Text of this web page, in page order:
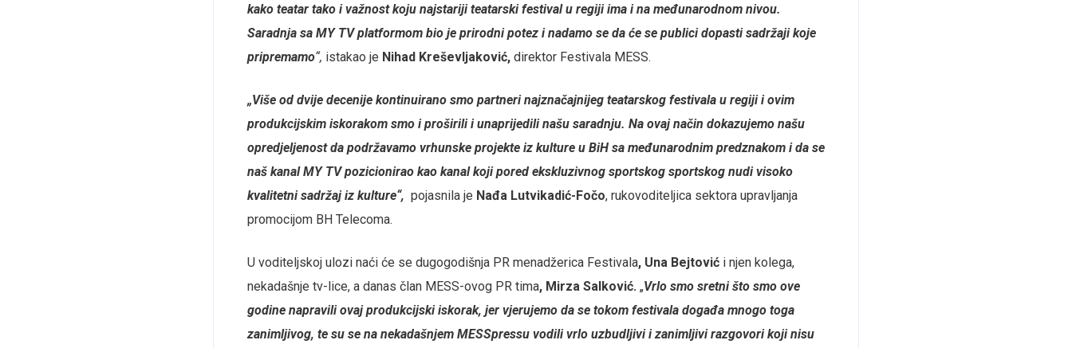
kako teatar tako i važnost koju najstariji teatarski festival u regiji ima i na međunarodnom nivou.
Saradnja sa MY TV platformom bio je prirodni potez i nadamo se da će se publici dopasti sadržaji koje
pripremamo“, istakao je Nihad Kreševljaković, direktor Festivala MESS.
„Više od dvije decenije kontinuirano smo partneri najznačajnijeg teatarskog festivala u regiji i ovim
produkcijskim iskorakom smo i proširili i unaprijedili našu saradnju. Na ovaj način dokazujemo našu
opredjeljenost da podržavamo vrhunske projekte iz kulture u BiH sa međunarodnim predznakom i da se
naš kanal MY TV pozicionirao kao kanal koji pored ekskluzivnog sportskog sportskog nudi visoko
kvalitetni sadržaj iz kulture“, pojasnila je Nađa Lutvikadić-Fočo, rukovoditeljica sektora upravljanja
promocijom BH Telecoma.
U voditeljskoj ulozi naći će se dugogodišnja PR menadžerica Festivala, Una Bejtović i njen kolega,
nekadašnje tv-lice, a danas član MESS-ovog PR tima, Mirza Salković. „Vrlo smo sretni što smo ove
godine napravili ovaj produkcijski iskorak, jer vjerujemo da se tokom festivala događa mnogo toga
zanimljivog, te su se na nekadašnjem MESSpressu vodili vrlo uzbudljivi i zanimljivi razgovori koji nisu